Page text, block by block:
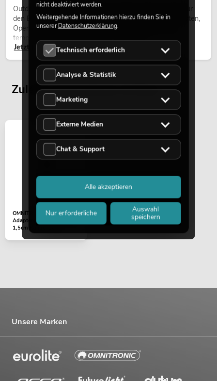
Outdoor Moving-Heads sind bewegliche Scheinwerfer für
den Einsatz im Freien. Sie werden bei Festivals, Stadtfesten,
Open-Air-Konzerten, Architekturinszenierungen und
temporären Außeninstallationen eingesetzt.
Jetzt lesen
Zuletzt angesehene Artikel
OMNITRONIC
Adapterschraube 1cm auf
1,5cm Rändel 10x
Unsere Marken
nicht deaktiviert werden.
Weitergehende Informationen hierzu finden Sie in
unsererDatenschutzerklärung.
Technisch erforderlich
Analyse & Statistik
Marketing
Externe Medien
Chat & Support
Nur erforderliche
Auswahl
speichern
Alle akzeptieren